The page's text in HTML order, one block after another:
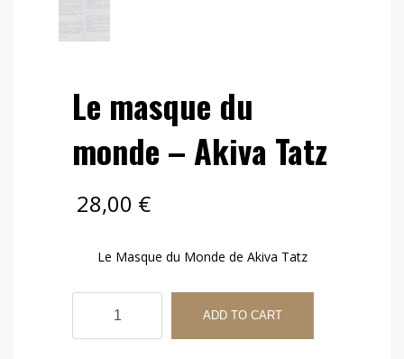
Le masque du
monde – Akiva Tatz
28,00 €
Le Masque du Monde de Akiva Tatz
Le
masque
du
ADD TO CART